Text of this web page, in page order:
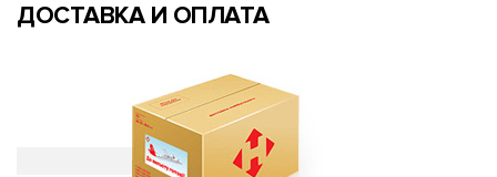
ДОСТАВКА И ОПЛАТА